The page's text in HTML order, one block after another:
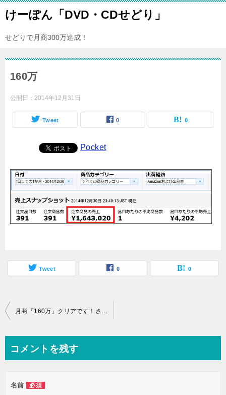
けーぽん「DVD・CDせどり」
せどりで月商300万達成！
160万
公開日： 2014年12月31日
Tweet 0 0
Pocket
Tweet 0 0
投
ビ
ー
月商「160万」クリアです！さぁ、あと一日記録をどこまで伸ばせるか？頑張ります12月31日
コメントを残す
名前 必須